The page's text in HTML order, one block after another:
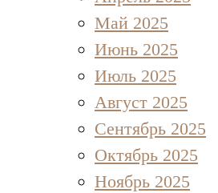
Май 2025
Июнь 2025
Июль 2025
Август 2025
Сентябрь 2025
Октябрь 2025
Ноябрь 2025